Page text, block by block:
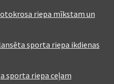
riepa mīkstam un
sporta riepa ikdienas
sporta riepa ceļam